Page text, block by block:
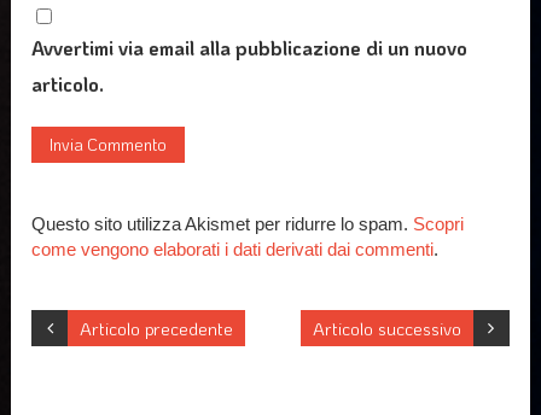
Avvertimi via email alla pubblicazione di un nuovo
articolo.
Questo sito utilizza Akismet per ridurre lo spam. Scopri
come vengono elaborati i dati derivati dai commenti.
Articolo successivo
Articolo precedente